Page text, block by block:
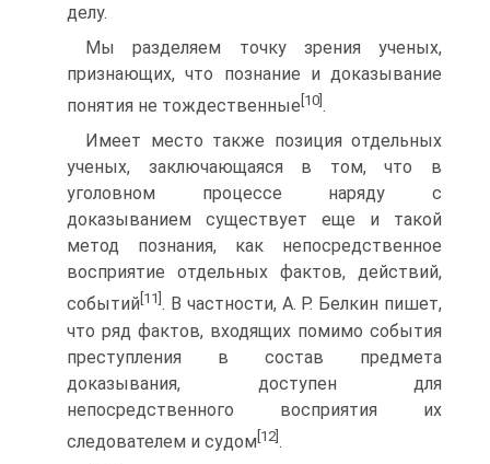
делу.
Мы разделяем точку зрения ученых,
признающих, что познание и доказывание
понятия не тождественные [10] .
Имеет место также позиция отдельных
ученых, заключающаяся в том, что в
уголовном процессе наряду с
доказыванием существует еще и такой
метод познания, как непосредственное
восприятие отдельных фактов, действий,
событий [11] . В частности, А. Р. Белкин пишет,
что ряд фактов, входящих помимо события
преступления в состав предмета
доказывания, доступен для
непосредственного восприятия их
следователем и судом [12].